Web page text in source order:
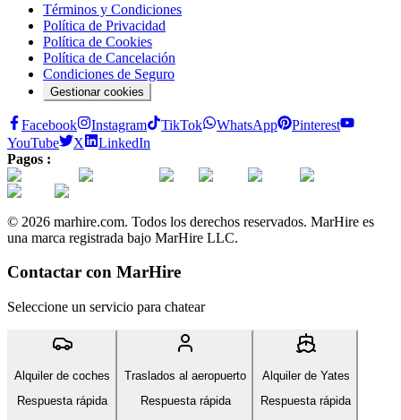
Términos y Condiciones
Política de Privacidad
Política de Cookies
Política de Cancelación
Condiciones de Seguro
Gestionar cookies
Facebook Instagram TikTok WhatsApp
Pinterest
YouTube
X
LinkedIn
Pagos :
© 2026 marhire.com. Todos los derechos reservados. MarHire es
una marca registrada bajo MarHire LLC.
Contactar con MarHire
Seleccione un servicio para chatear
Alquiler de coches
Respuesta rápida
Traslados al aeropuerto
Respuesta rápida
Alquiler de Yates
Respuesta rápida